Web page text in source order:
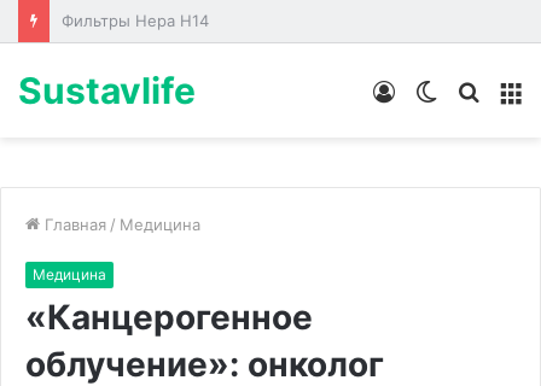
Лабораторные стенды по направлениям
Sustavlife
Switch
Войти
Главная / Медицина
Медицина
«Канцерогенное
облучение»: онколог